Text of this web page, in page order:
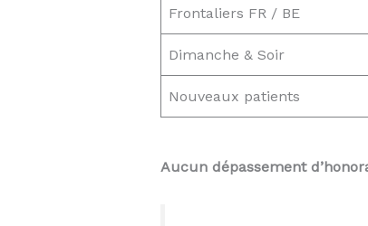
Frontaliers FR / BE
Dimanche & Soir
Nouveaux patients
Aucun dépassement